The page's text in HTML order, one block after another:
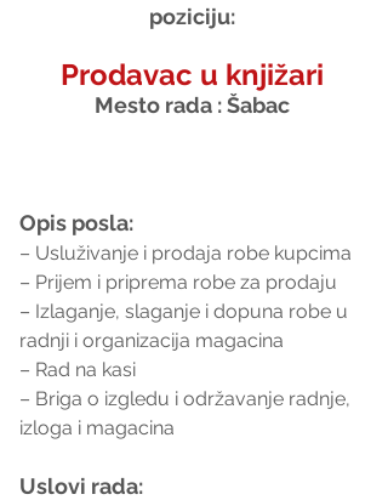
poziciju:
Prodavac u knjižari
Mesto rada : Šabac
Opis posla:
– Usluživanje i prodaja robe kupcima
– Prijem i priprema robe za prodaju
– Izlaganje, slaganje i dopuna robe u
radnji i organizacija magacina
– Rad na kasi
– Briga o izgledu i održavanje radnje,
izloga i magacina
Uslovi rada: